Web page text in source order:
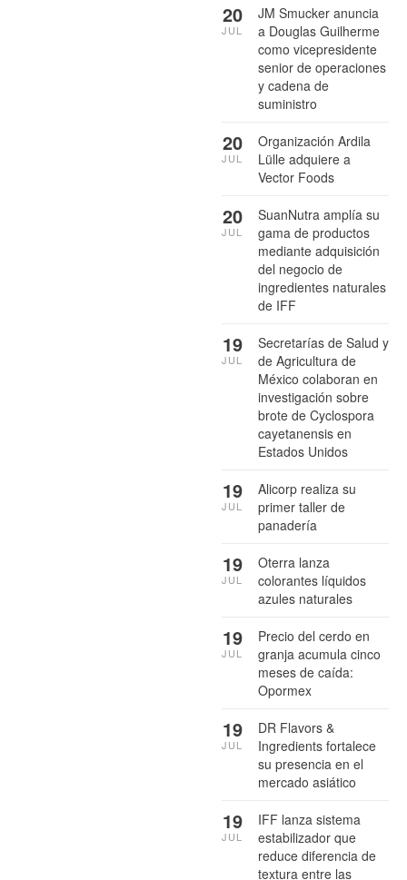
JM Smucker anuncia
a Douglas Guilherme
como vicepresidente
senior de operaciones
y cadena de
suministro
20
JUL
Organización Ardila
Lülle adquiere a
Vector Foods
20
JUL
SuanNutra amplía su
gama de productos
mediante adquisición
del negocio de
ingredientes naturales
de IFF
20
JUL
Secretarías de Salud y
de Agricultura de
México colaboran en
investigación sobre
brote de Cyclospora
cayetanensis en
Estados Unidos
19
JUL
Alicorp realiza su
primer taller de
panadería
19
JUL
Oterra lanza
colorantes líquidos
azules naturales
19
JUL
Precio del cerdo en
granja acumula cinco
meses de caída:
Opormex
19
JUL
DR Flavors &
Ingredients fortalece
su presencia en el
mercado asiático
19
JUL
IFF lanza sistema
estabilizador que
reduce diferencia de
textura entre las
19
JUL